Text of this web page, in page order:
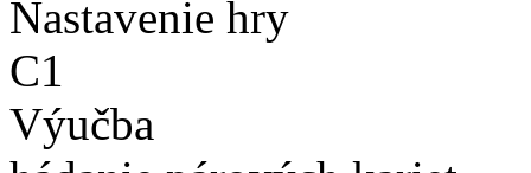
Nastavenie hry
C1
Výučba